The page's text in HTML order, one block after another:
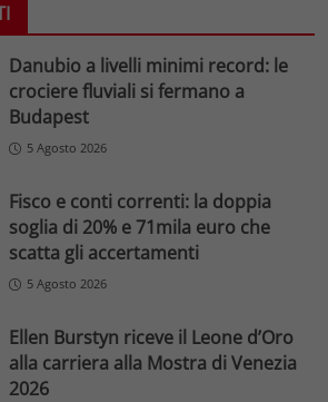
Danubio a livelli minimi record: le
crociere fluviali si fermano a
Budapest
5 Agosto 2026
Fisco e conti correnti: la doppia
soglia di 20% e 71mila euro che
scatta gli accertamenti
5 Agosto 2026
Ellen Burstyn riceve il Leone d’Oro
alla carriera alla Mostra di Venezia
2026